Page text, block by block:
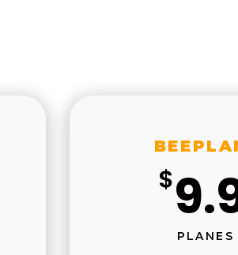
$
PLANES